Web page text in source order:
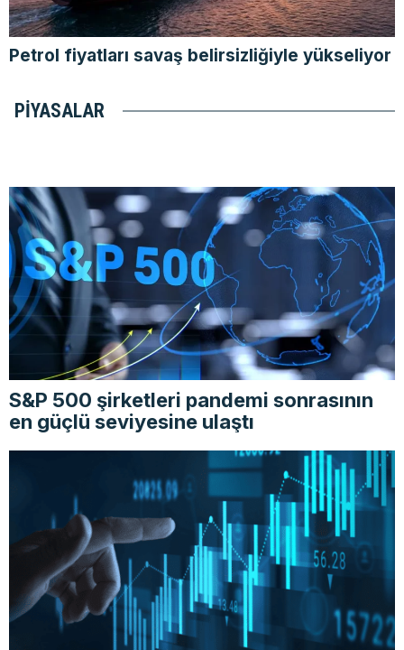
Petrol fiyatları savaş belirsizliğiyle yükseliyor
PIYASALAR
S&P 500 şirketleri pandemi sonrasının
en güçlü seviyesine ulaştı